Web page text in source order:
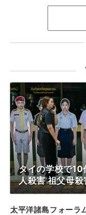
タイの学校で
人殺害 祖父母
太平洋諸島フォーラ